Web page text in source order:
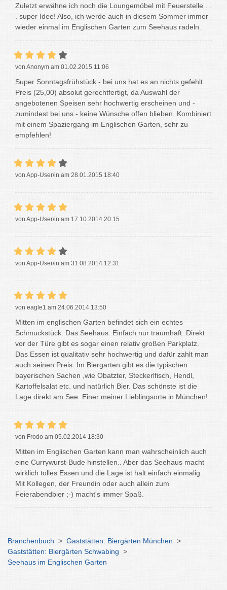
Zuletzt erwähne ich noch die Loungemöbel mit Feuerstelle . .
. super Idee! Also, ich werde auch in diesem Sommer immer
wieder einmal im Englischen Garten zum Seehaus radeln.
von Anonym am 01.02.2015 11:06
Super Sonntagsfrühstück - bei uns hat es an nichts gefehlt.
Preis (25,00) absolut gerechtfertigt, da Auswahl der
angebotenen Speisen sehr hochwertig erscheinen und -
zumindest bei uns - keine Wünsche offen blieben. Kombiniert
mit einem Spaziergang im Englischen Garten, sehr zu
empfehlen!
von App-User/in am 28.01.2015 18:40
von App-User/in am 17.10.2014 20:15
von App-User/in am 31.08.2014 12:31
von eagle1 am 24.06.2014 13:50
Mitten im englischen Garten befindet sich ein echtes
Schmuckstück. Das Seehaus. Einfach nur traumhaft. Direkt
vor der Türe gibt es sogar einen relativ großen Parkplatz.
Das Essen ist qualitativ sehr hochwertig und dafür zahlt man
auch seinen Preis. Im Biergarten gibt es die typischen
bayerischen Sachen ,wie Obatzter, Steckerlfisch, Hendl,
Kartoffelsalat etc. und natürlich Bier. Das schönste ist die
Lage direkt am See. Einer meiner Lieblingsorte in München!
von Frodo am 05.02.2014 18:30
Mitten im Englischen Garten kann man wahrscheinlich auch
eine Currywurst-Bude hinstellen.. Aber das Seehaus macht
wirklich tolles Essen und die Lage ist halt einfach einmalig.
Mit Kollegen, der Freundin oder auch allein zum
Feierabendbier ;-) macht's immer Spaß.
Branchenbuch > Gaststätten: Biergärten München >
Gaststätten: Biergärten Schwabing >
Seehaus im Englischen Garten